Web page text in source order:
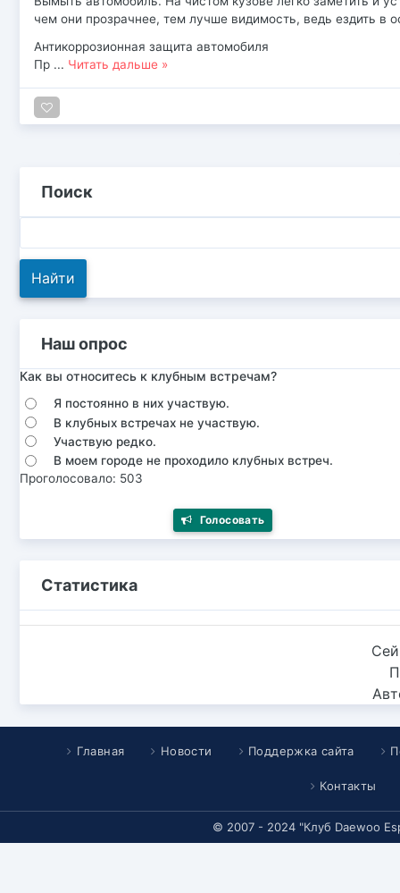
чем они прозрачнее, тем лучше видимость, ведь ездить в
Антикоррозионная защита автомобиля
Пр ... Читать дальше »
Поиск
Наш опрос
Как вы относитесь к клубным встречам?
Я постоянно в них участвую.
В клубных встречах не участвую.
Участвую редко.
В моем городе не проходило клубных встреч.
Проголосовало: 503
Голосовать
Статистика
Главная Новости Поддержка сайта
Контакты
© 2007 - 2024 "Клуб Daewoo